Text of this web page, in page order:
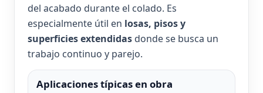
del acabado durante el colado. Es
especialmente útil en losas, pisos y
superficies extendidas donde se busca un
trabajo continuo y parejo.
Aplicaciones típicas en obra